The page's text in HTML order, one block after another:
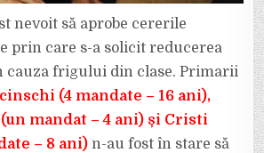
AU
PROBLEMA
ENET
TIMP
24
DE
ANI.
nevoit să aprobe cererile
prin care s-a solicit reducerea
frigului din clase. Primarii
(4 mandate – 16 ani),
mandat – 4 ani) și Cristi
– 8 ani) n-au fost în stare să